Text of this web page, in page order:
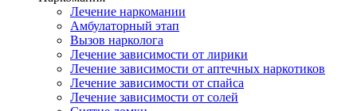
Лечение наркомании
Амбулаторный этап
Вызов нарколога
Лечение зависимости от лирики
Лечение зависимости от аптечных наркотиков
Лечение зависимости от спайса
Лечение зависимости от солей